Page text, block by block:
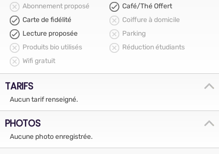
Abonnement proposé
Café/Thé Offert
Carte de fidélité
Coiffure à domicile
Lecture proposée
Parking
Produits bio utilisés
Réduction étudiants
Wifi gratuit
TARIFS
Aucun tarif renseigné.
PHOTOS
Aucune photo enregistrée.